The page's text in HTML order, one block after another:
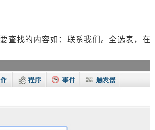
查找的内容如：联系我们。全选表，在